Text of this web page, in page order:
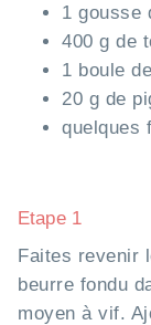
1 gousse
400 g de
1 boule
20 g de
quelques
Etape 1
Faites revenir
beurre fondu
moyen à vif.